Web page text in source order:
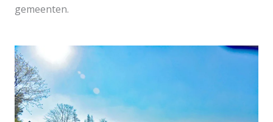
gemeenten.